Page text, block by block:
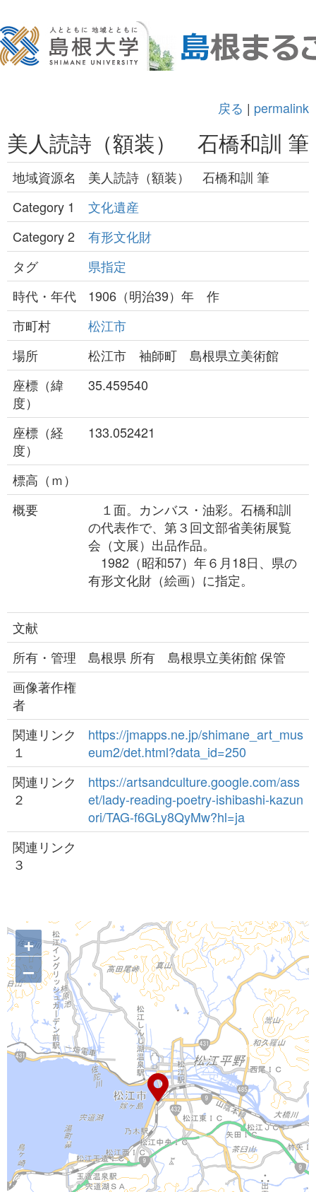
戻る | permalink
美人読詩（額装） 石橋和訓 筆
地域資源名
美人読詩（額装） 石橋和訓 筆
Category 1
文化遺産
Category 2
有形文化財
タグ
県指定
時代・年代
1906（明治39）年 作
市町村
松江市
場所
松江市 袖師町 島根県立美術館
座標（緯
度）
35.459540
座標（経
度）
133.052421
標高（ｍ）
概要
１面。カンバス・油彩。石橋和訓
の代表作で、第３回文部省美術展覧
会（文展）出品作品。
1982（昭和57）年６月18日、県の
有形文化財（絵画）に指定。
文献
所有・管理
島根県 所有 島根県立美術館 保管
画像著作権
者
関連リンク
１
https://jmapps.ne.jp/shimane_art_mus
eum2/det.html?data_id=250
関連リンク
２
https://artsandculture.google.com/ass
et/lady-reading-poetry-ishibashi-kazun
ori/TAG-f6GLy8QyMw?hl=ja
関連リンク
３
+
–